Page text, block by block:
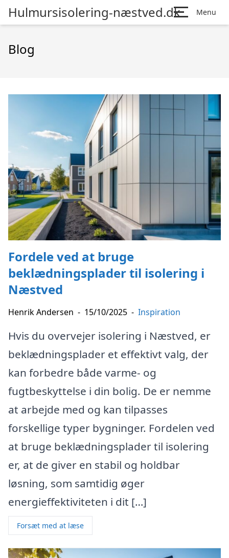
Hulmursisolering-næstved.dk Menu
Blog
Fordele ved at bruge
beklædningsplader til isolering i
Næstved
Henrik Andersen - 15/10/2025 - Inspiration
Hvis du overvejer isolering i Næstved, er
beklædningsplader et effektivt valg, der
kan forbedre både varme- og
fugtbeskyttelse i din bolig. De er nemme
at arbejde med og kan tilpasses
forskellige typer bygninger. Fordelen ved
at bruge beklædningsplader til isolering
er, at de giver en stabil og holdbar
løsning, som samtidig øger
energieffektiviteten i dit […]
Forsæt med at læse